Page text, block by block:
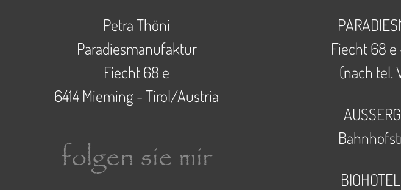
Petra Thöni
Paradiesmanufaktur
Fiecht 68 e
6414 Mieming - Tirol/Austria
folgen sie mir
Fiecht 68 e
(nach tel.